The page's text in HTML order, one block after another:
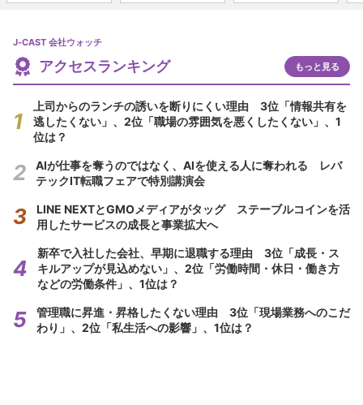
J-CAST 会社ウォッチ
アクセスランキング もっと見る
上司からのランチの誘いを断りにくい理由 3位「情報共有を
逃したくない」、2位「職場の雰囲気を悪くしたくない」、1
位は？
AIが仕事を奪うのではなく、AIを使える人に奪われる レバ
テックIT転職フェアで特別講演会
LINE NEXTとGMOメディアがタッグ ステーブルコインを活
用したサービスの成長と事業拡大へ
新卒で入社した会社、早期に退職する理由 3位「成長・ス
キルアップが見込めない」、2位「労働時間・休日・働き方
などの労働条件」、1位は？
管理職に昇進・昇格したくない理由 3位「現場業務へのこだ
わり」、2位「私生活への影響」、1位は？